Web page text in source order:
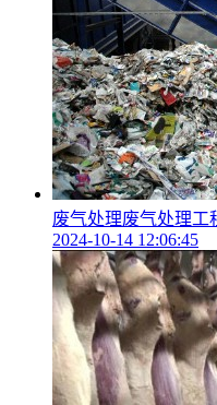
废气处理废气处理工
2024-10-14 12:06:45